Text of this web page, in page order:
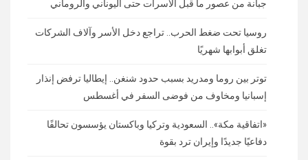
جبانة من عصور ما قبل الأسرات حتى اليوناني والروماني
روسيا تحت ضغط الحرب.. تراجع دخل الأسر وآلاف الشركات
تغلق أبوابها شهريًا
توتر بين روما ومدريد بسبب حدود شنغن.. إيطاليا ترفض إنذار
إسبانيا ومخاوف من فوضى السفر في أغسطس
«اتفاقية مكة».. السعودية وتركيا وباكستان يؤسسون تحالفًا
دفاعيًا جديدًا وإيران ترد بقوة